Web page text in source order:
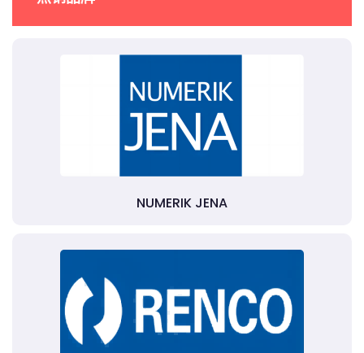
NUMERIK JENA